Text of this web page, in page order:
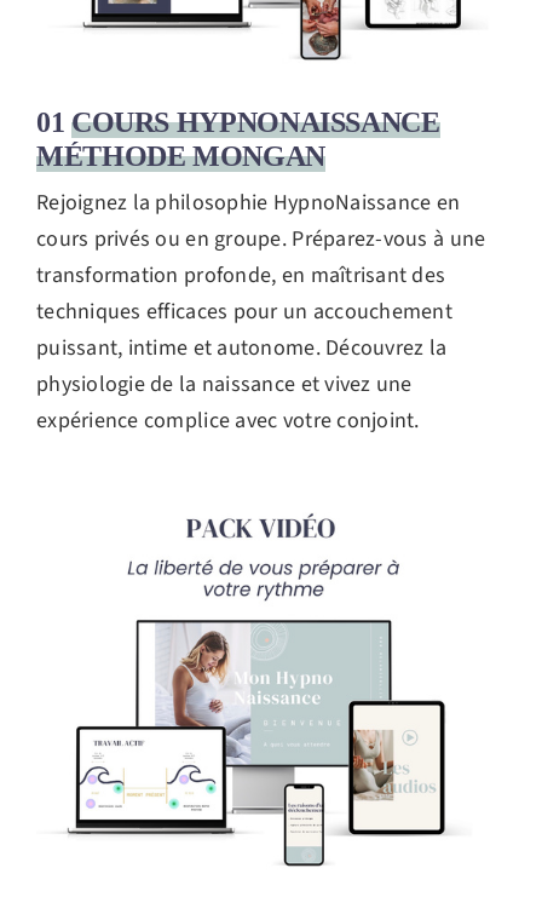
01 COURS HYPNONAISSANCE
MÉTHODE MONGAN
Rejoignez la philosophie HypnoNaissance en
cours privés ou en groupe. Préparez-vous à une
transformation profonde, en maîtrisant des
techniques efficaces pour un accouchement
puissant, intime et autonome. Découvrez la
physiologie de la naissance et vivez une
expérience complice avec votre conjoint.